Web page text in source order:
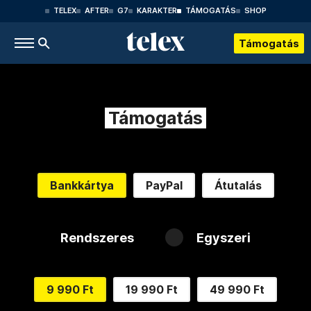
TELEX AFTER G7 KARAKTER TÁMOGATÁS SHOP
Támogatás
Támogatás
Bankkártya PayPal Átutalás
Rendszeres Egyszeri
9 990 Ft 19 990 Ft 49 990 Ft